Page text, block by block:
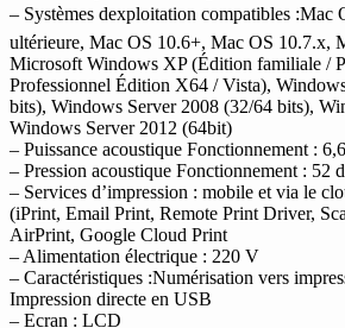
– Systèmes dexploitation compatibles :Mac
ultérieure, Mac OS 10.6+, Mac OS 10.7.x,
Microsoft Windows XP (Édition familiale /
Professionnel Édition X64 / Vista),
bits), Windows Server 2008 (32/64 bits),
Windows Server 2012 (64bit)
– Puissance acoustique Fonctionnement :
– Pression acoustique Fonctionnement : 52
– Services d’impression : mobile et via le
(iPrint, Email Print, Remote Print Driver,
AirPrint, Google Cloud Print
– Alimentation électrique : 220 V
– Caractéristiques :Numérisation vers
Impression directe en USB
– Ecran : LCD